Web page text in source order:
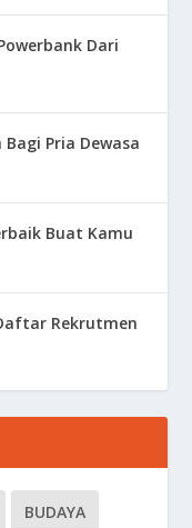
Dari
Pria Dewasa
Buat Kamu
Rekrutmen
BUDAYA